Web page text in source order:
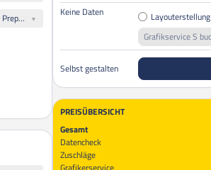
Naturpapier: 90 g/qm Offsetpapier weiß (Standard-Papier, Preprint, FSC-Zertifiziert, mit Laser- und Inkjet-Garantie)
Keine Daten
Layouterstellung
Grafikservice S
Selbst gestalten
PREISÜBERSICHT
Gesamt
Datencheck
Zuschläge